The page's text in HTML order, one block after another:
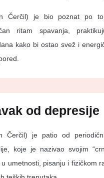
Čerčil) je bio poznat po
ritam spavanja,
kako bi ostao svež i
od depresije
Čerčil) je patio od
koje je nazivao svojim
umetnosti, pisanju i fizičkom